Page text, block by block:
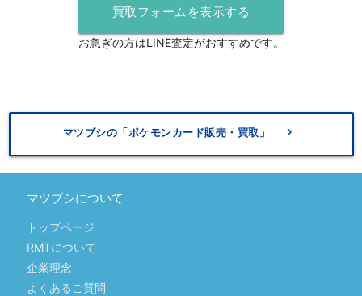
買取フォームを表示する
お急ぎの方はLINE査定がおすすめです。
マツブシの「ポケモンカード販売・買取」 keyboard_arrow_right
マツブシについて
トップページ
RMTについて
企業理念
よくあるご質問